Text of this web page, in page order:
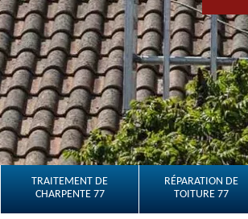
TRAITEMENT DE
CHARPENTE 77
RÉPARATION DE
TOITURE 77